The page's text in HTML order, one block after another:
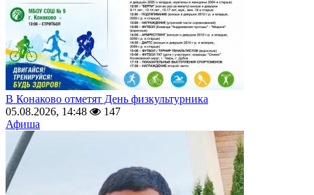
В Конаково отметят День физкультурника
05.08.2026, 14:48
147
Афиша